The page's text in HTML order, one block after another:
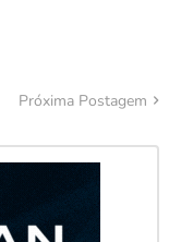
Próxima Postagem